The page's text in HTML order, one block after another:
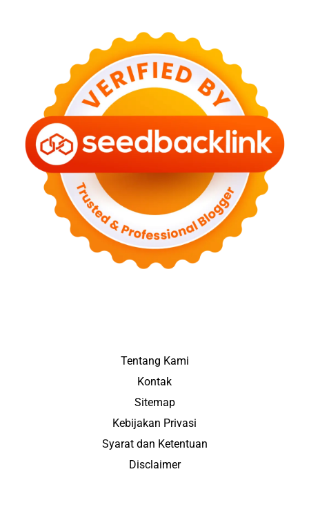
Tentang Kami
Kontak
Sitemap
Kebijakan Privasi
Syarat dan Ketentuan
Disclaimer